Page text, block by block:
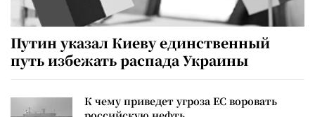
Путин указал Киеву единственный
путь избежать распада Украины
К чему приведет угроза ЕС воровать